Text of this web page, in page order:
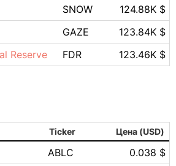
SNOW
124.88K $
GAZE
123.84K $
Reserve FDR 123.46K $
Ticker Цена (USD)
ABLC
0.038 $